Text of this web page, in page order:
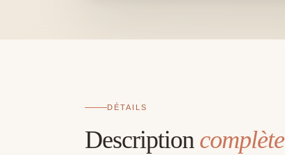
DÉTAILS
Description complète